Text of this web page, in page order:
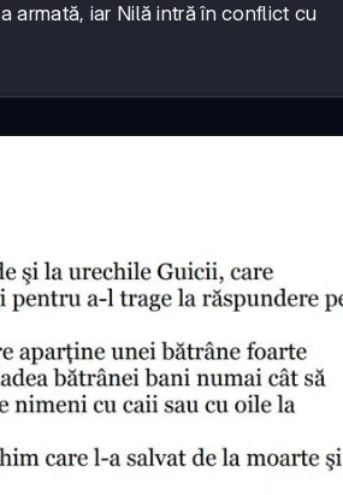
armată, iar Nilă intră în conflict cu